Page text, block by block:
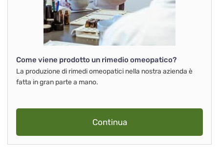
Come viene prodotto un rimedio omeopatico?
La produzione di rimedi omeopatici nella nostra azienda è
fatta in gran parte a mano.
Continua